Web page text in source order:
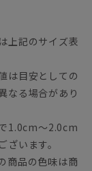
上記のサイズ表
は目安としての
なる場合があり
1.0cm～2.0cm
います。
商品の色味は商